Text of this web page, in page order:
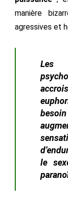
manière
agressives et
Les
le